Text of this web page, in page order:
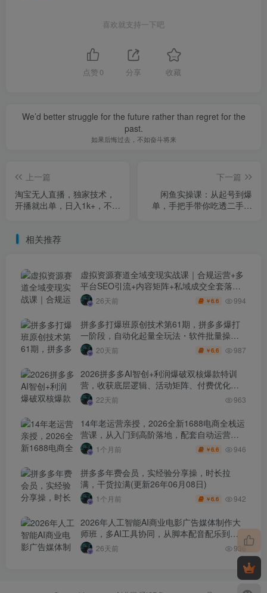
喜欢就支持一下吧
点赞 0 分享 收藏
We’d better struggle for the future rather than regret for the
past.
如果后悔过去，不如奋斗将来
上一篇
淘宝无人直播，独家技术，
开播就出单，日入1k+，不违
下一篇
闲鱼实操课：从起号到爆
单，手把手带你吃透二手电
相关推荐
虚拟资源赛道全域变现实战课｜合规运营+多
平台SEO引流+内容矩阵+私域成交全套落地
玩法26天前 ￥6.6 994
拼多多打爆班原创技术第61期，拼多多爆打
一阶段，自动化起量全玩法・软件批量操
作・投产优化・大促矩阵实战课
20天前 ￥6.6 987
2026拼多多AI智创+利润爆破双核爆款特训
营，收获底层逻辑、活动矩阵、付费优化、
0-1打爆SOP
22天前 963
14年老运营亲授，2026全新1688电商全栈运
营课，从入门到高阶落地，配套自动运营表
+工具包+直播诊断等
1个月前 ￥6.6 946
拼多多年费会员，实经验分享操，时长拉
满，干货拉满(更新26年06月08日)
1个月前 ￥6.6 942
2026年人工智能AI商业电影广告媒体制作大
师班，多AI工具协同，从脚本配音配乐到电
影级短片、品牌广告全流程实战（中英字
幕）
26天前 936